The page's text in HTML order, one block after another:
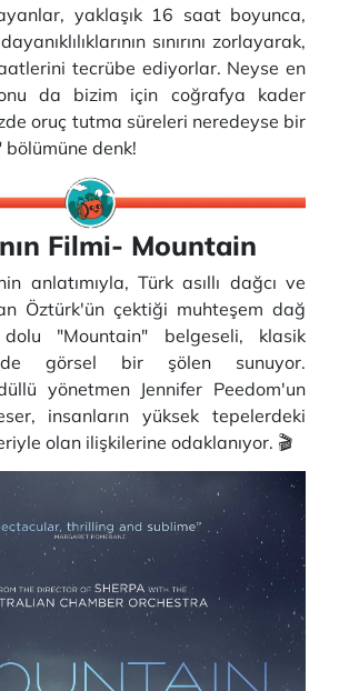
yaklaşık 16 saat boyunca,
sınırını zorlayarak,
tecrübe ediyorlar. Neyse en
da bizim için coğrafya kader
oruç tutma süreleri neredeyse bir
denk!
Filmi- Mountain
anlatımıyla, Türk asıllı dağcı ve
Öztürk'ün çektiği muhteşem dağ
"Mountain" belgeseli, klasik
görsel bir şölen sunuyor.
yönetmen Jennifer Peedom'un
insanların yüksek tepelerdeki
olan ilişkilerine odaklanıyor. 🎬